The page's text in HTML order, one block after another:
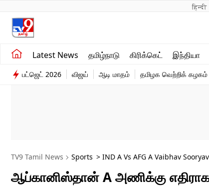
हिन्दी
Latest News தமிழ்நாடு கிரிக்கெட் இந்தியா
சமீபத்திய செய்திகள்
தமிழ்நாடு
விளையாட்டு
பட்ஜெட் 2026 விஜய் ஆடி மாதம் தமிழக வெற்றிக் கழகம்
TV9 Tamil News Sports > IND A Vs AFG A Vaibhav
ஆப்கானிஸ்தான் A அணிக்கு